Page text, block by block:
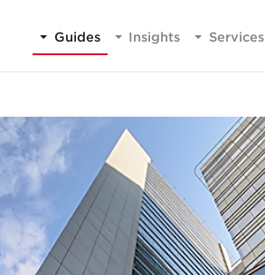
Services
Insights
Guides